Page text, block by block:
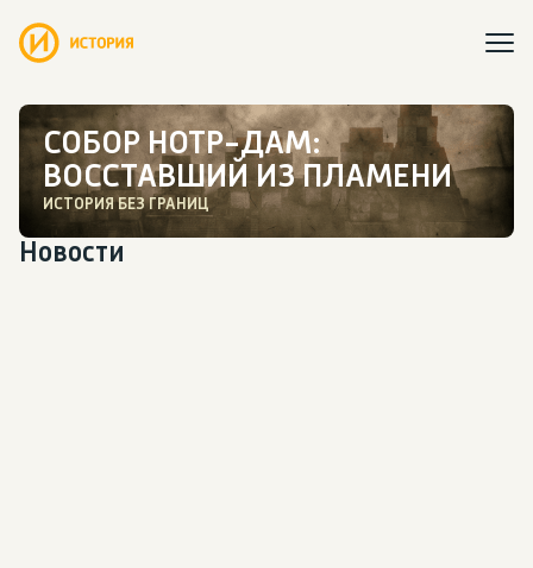
СОБОР НОТР-ДАМ:
ВОССТАВШИЙ ИЗ ПЛАМЕНИ
ИСТОРИЯ БЕЗ ГРАНИЦ
Новости